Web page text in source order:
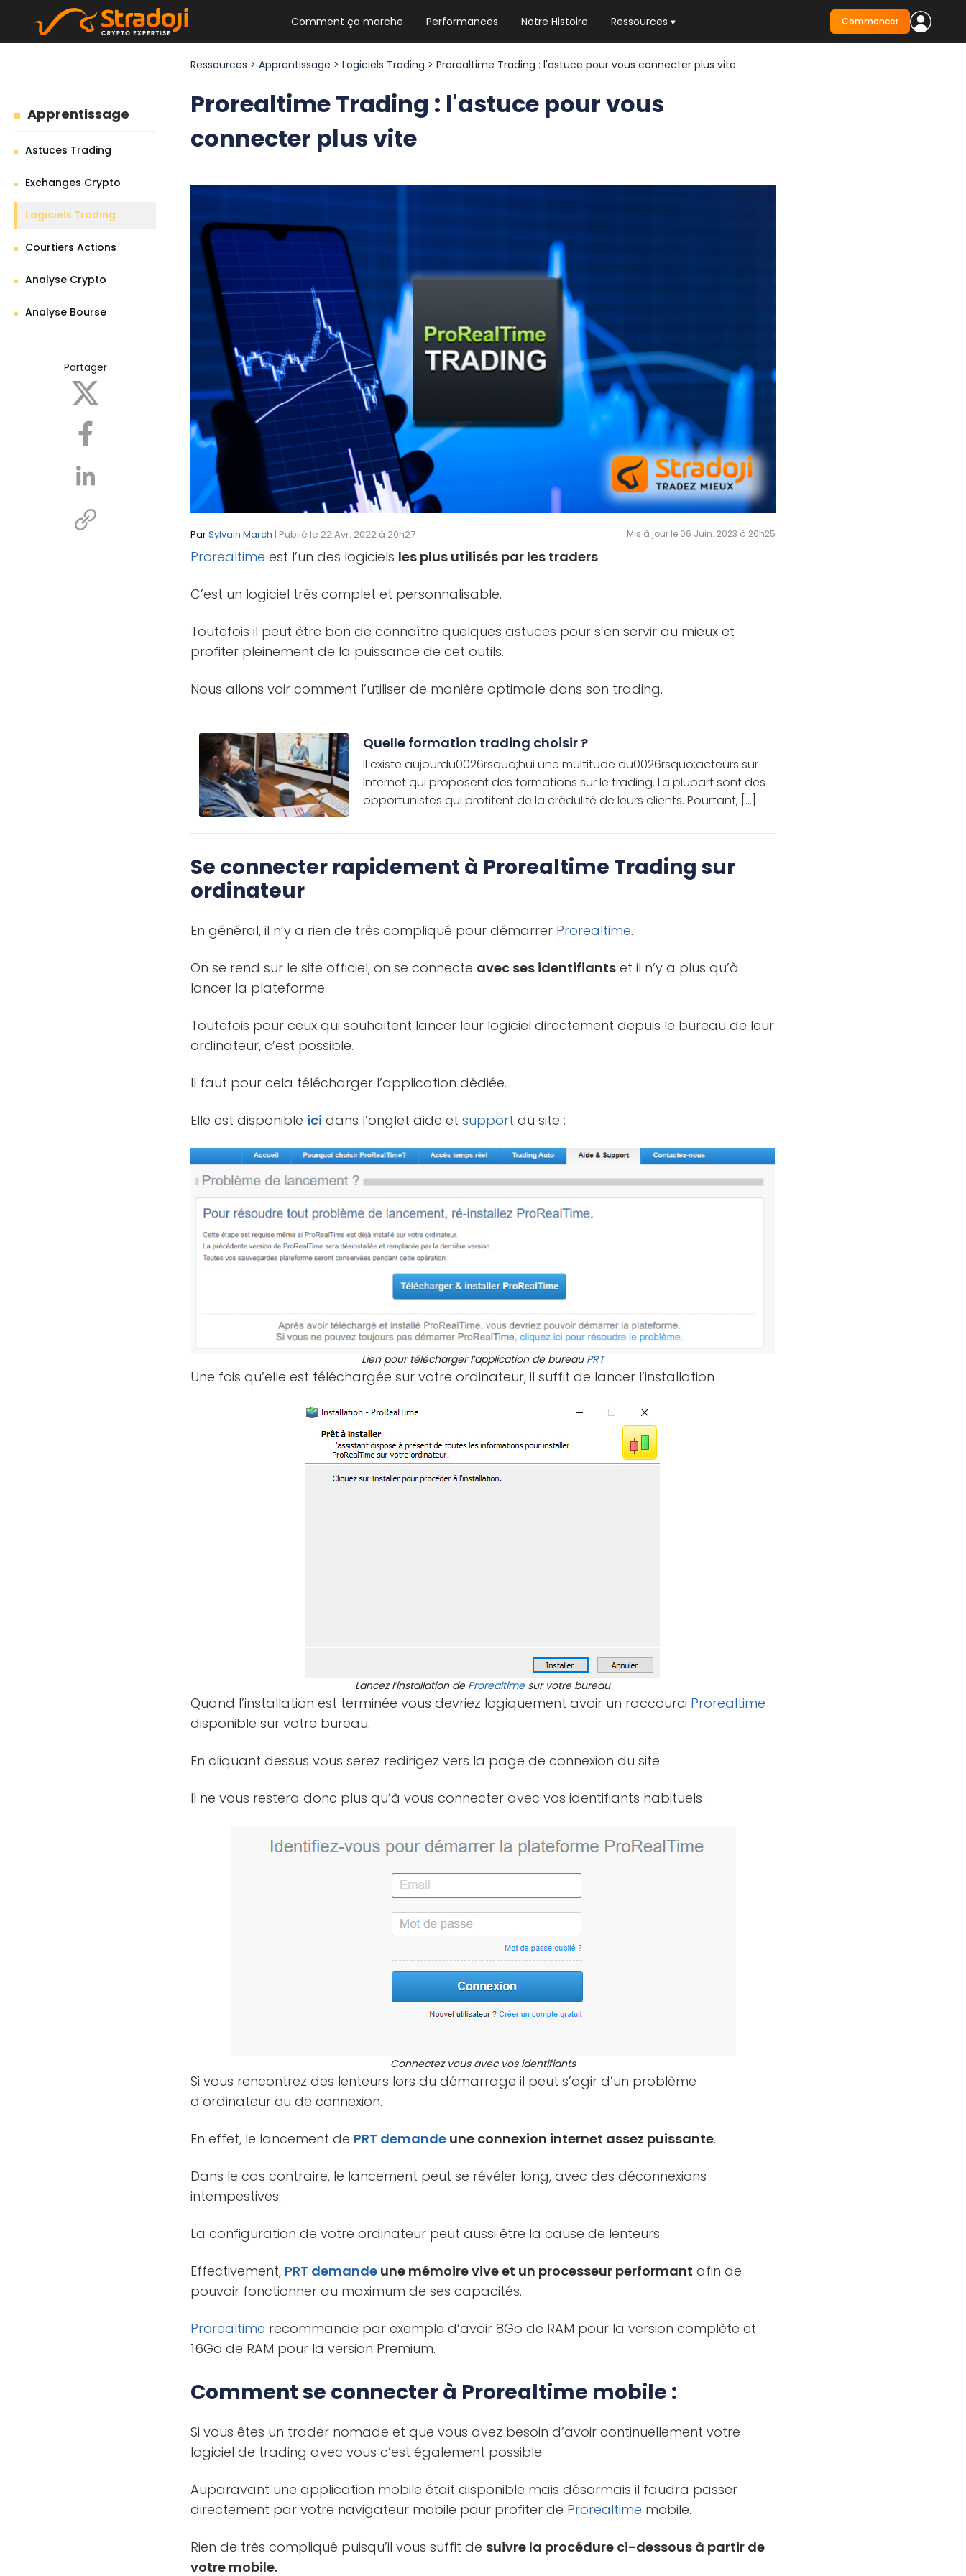
Comment ça marche Performances Notre Histoire Ressources
NEWSLETTER HEBDO
Les news crypto dont vous avez besoin
GUIDE CRYPTO STRADOJI
Commencer
Apprentissage
Astuces Trading
Exchanges Crypto
Logiciels Trading
Courtiers Actions
Analyse Crypto
Analyse Bourse
Partager
Ressources >Apprentissage >Logiciels Trading > Prorealtime Trading : l'astuce pour vous connecter plus vite
Prorealtime Trading : l'astuce pour vous
connecter plus vite
ParSylvain March | Publié le 22 Avr. 2022 à 20h27 Mis à jour le 06 Juin. 2023 à 20h25
Prorealtime est l’un des logiciels les plus utilisés par les traders.
C’est un logiciel très complet et personnalisable.
Toutefois il peut être bon de connaître quelques astuces pour s’en servir au mieux et
profiter pleinement de la puissance de cet outils.
Nous allons voir comment l’utiliser de manière optimale dans son trading.
Quelle formation trading choisir ?
Il existe aujourdu0026rsquo;hui une multitude du0026rsquo;acteurs sur
Internet qui proposent des formations sur le trading. La plupart sont des
opportunistes qui profitent de la crédulité de leurs clients. Pourtant, […]
Se connecter rapidement à Prorealtime Trading sur
ordinateur
En général, il n’y a rien de très compliqué pour démarrer Prorealtime.
On se rend sur le site officiel, on se connecte avec ses identifiants et il n’y a plus qu’à
lancer la plateforme.
Toutefois pour ceux qui souhaitent lancer leur logiciel directement depuis le bureau de leur
ordinateur, c’est possible.
Il faut pour cela télécharger l’application dédiée.
Elle est disponible ici dans l’onglet aide etsupport du site :
Lien pour télécharger l’application de bureau PRT
Une fois qu’elle est téléchargée sur votre ordinateur, il suffit de lancer l’installation :
Lancez l’installation de Prorealtimesur votre bureau
Quand l’installation est terminée vous devriez logiquement avoir un raccourci Prorealtime
disponible sur votre bureau.
En cliquant dessus vous serez redirigez vers la page de connexion du site.
Il ne vous restera donc plus qu’à vous connecter avec vos identifiants habituels :
Connectez vous avec vos identifiants
Si vous rencontrez des lenteurs lors du démarrage il peut s’agir d’un problème
d’ordinateur ou de connexion.
En effet, le lancement de PRT demande une connexion internet assez puissante.
Dans le cas contraire, le lancement peut se révéler long, avec des déconnexions
intempestives.
La configuration de votre ordinateur peut aussi être la cause de lenteurs.
Effectivement, PRT demande une mémoire vive et un processeur performant afin de
pouvoir fonctionner au maximum de ses capacités.
Prorealtime recommande par exemple d’avoir 8Go de RAM pour la version complète et
16Go de RAM pour la version Premium.
Comment se connecter à Prorealtime mobile :
Si vous êtes un trader nomade et que vous avez besoin d’avoir continuellement votre
logiciel de trading avec vous c’est également possible.
Auparavant une application mobile était disponible mais désormais il faudra passer
directement par votre navigateur mobile pour profiter de Prorealtime mobile.
Rien de très compliqué puisqu’il vous suffit de suivre la procédure ci-dessous à partir de
votre mobile.